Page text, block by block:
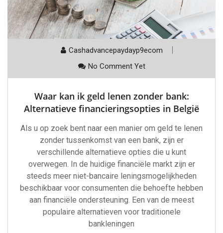
Cashadvancepaydayp9ecom
No Comment Yet
Waar kan ik geld lenen zonder bank:
Alternatieve financieringsopties in België
Als u op zoek bent naar een manier om geld te lenen
zonder tussenkomst van een bank, zijn er
verschillende alternatieve opties die u kunt
overwegen. In de huidige financiële markt zijn er
steeds meer niet-bancaire leningsmogelijkheden
beschikbaar voor consumenten die behoefte hebben
aan financiële ondersteuning. Een van de meest
populaire alternatieven voor traditionele
bankleningen